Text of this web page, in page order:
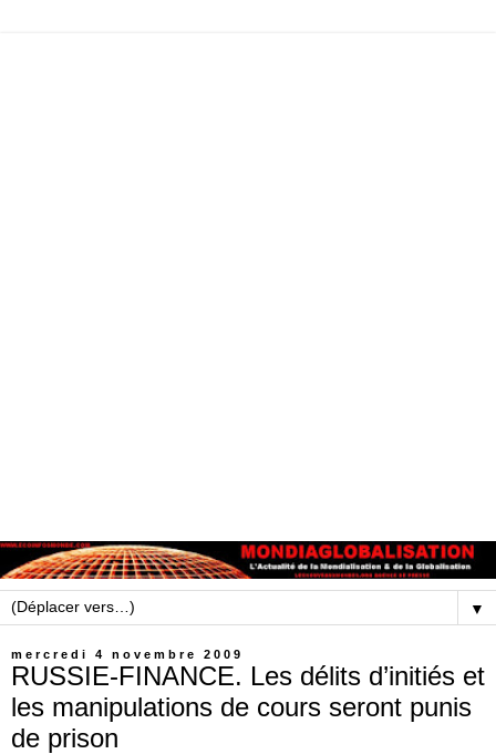
▼
mercredi 4 novembre 2009
RUSSIE-FINANCE. Les délits d’initiés et
les manipulations de cours seront punis
de prison